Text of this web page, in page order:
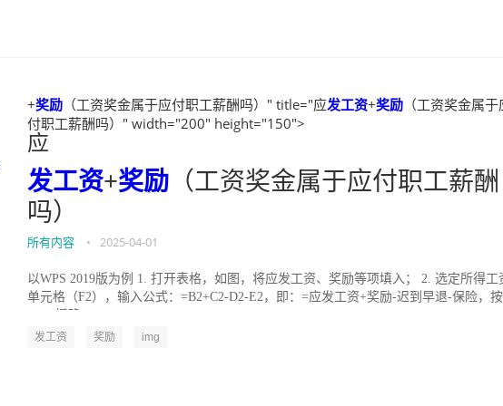
+奖励 （工资奖金属于应付职工薪酬吗）" title="应发工资+奖励 （工资奖金属于
付职工薪酬吗）" width="200" height="150">
应
发工资+奖励 （工资奖金属于应付职工薪酬
吗）
所有内容 • 2025-04-01
以WPS 2019版为例 1. 打开表格，如图，将应发工资、奖励等项填入； 2. 选定所得工
单元格（F2），输入公式：=B2+C2-D2-E2，即：=应发工资+奖励-迟到早退-保险，按
发工资 奖励 img